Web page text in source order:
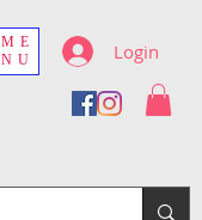
Login
ME
NU